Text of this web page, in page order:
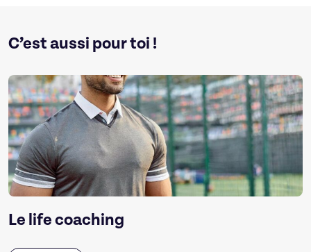
C’est aussi pour toi !
Le life coaching